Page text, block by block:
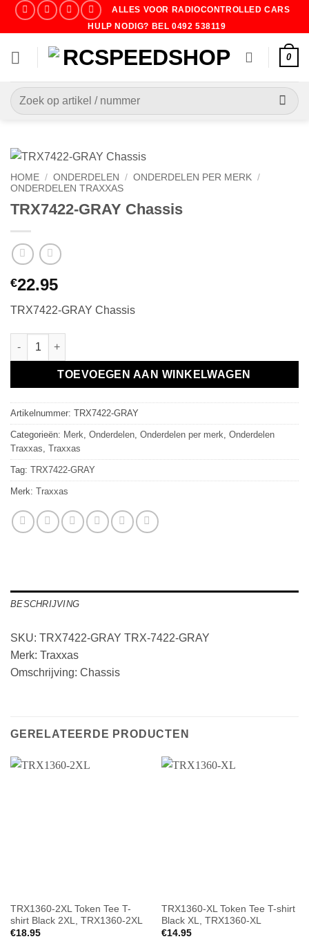
ALLES VOOR RADIOCONTROLLED CARS
HULP NODIG? BEL 0492 538119
0
Zoeken
naar:
HOME / ONDERDELEN / ONDERDELEN PER MERK /
ONDERDELEN TRAXXAS
TRX7422-GRAY Chassis
€22.95
TRX7422-GRAY Chassis
TRX7422-GRAY Chassis aantal
TOEVOEGEN AAN WINKELWAGEN
Artikelnummer: TRX7422-GRAY
Categorieën: Merk Onderdelen Onderdelen per merk Onderdelen
Traxxas Traxxas
Tag: TRX7422-GRAY
Merk: Traxxas
BESCHRIJVING
SKU: TRX7422-GRAY TRX-7422-GRAY
Merk: Traxxas
Omschrijving: Chassis
GERELATEERDE PRODUCTEN
TRX1360-2XL Token Tee T-
shirt Black 2XL, TRX1360-2XL
€18.95
TRX1360-XL Token Tee T-shirt
Black XL, TRX1360-XL
€14.95